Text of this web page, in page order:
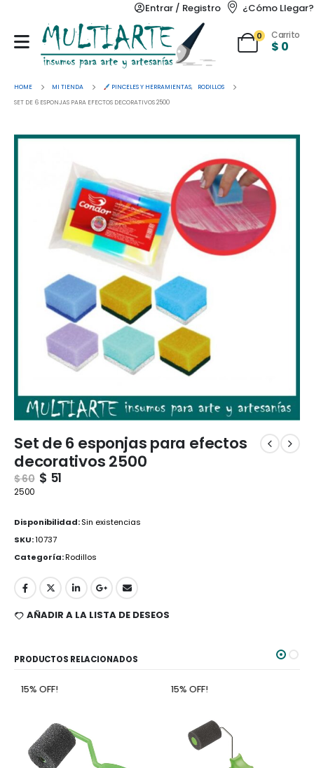
Entrar / Registro ¿Cómo Llegar?
0 Carrito
$ 0
HOME MI TIENDA PINCELES Y HERRAMIENTAS,
RODILLOS
SET DE 6 ESPONJAS PARA EFECTOS DECORATIVOS 2500
Set de 6 esponjas para efectos
decorativos 2500
$60 $ 51
2500
Disponibilidad:Sin existencias
SKU:10737
Categoría:Rodillos
AÑADIR A LA LISTA DE DESEOS
PRODUCTOS RELACIONADOS
15% OFF! 15% OFF!